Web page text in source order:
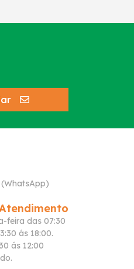
(WhatsApp)
feira das 07:30
ás 18:00.
ás 12:00